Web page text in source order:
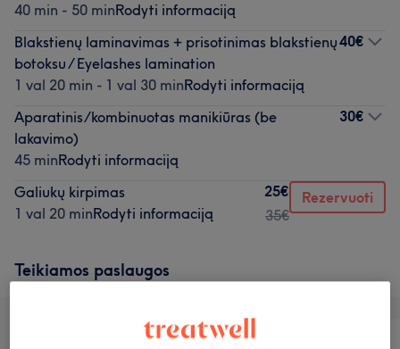
40 min - 50 minRodyti informaciją
Blakstienų laminavimas + prisotinimas blakstienų
botoksu / Eyelashes lamination
1 val 20 min - 1 val 30 minRodyti informaciją
40€
Aparatinis/kombinuotas manikiūras (be
lakavimo)
45 minRodyti informaciją
30€
Galiukų kirpimas
1 val 20 minRodyti informaciją
25€
35€
Rezervuoti
Teikiamos paslaugos